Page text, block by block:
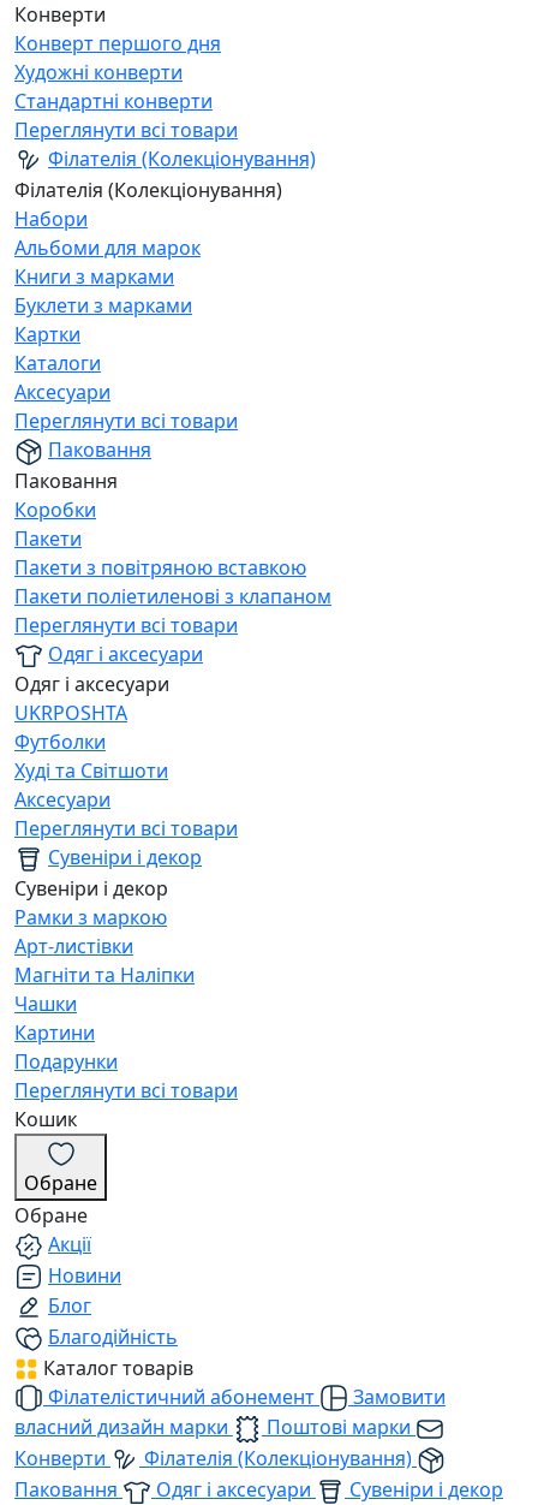
Конверти
Конверт першого дня
Художні конверти
Стандартні конверти
Переглянути всі товари
Філателія (Колекціонування)
Філателія (Колекціонування)
Набори
Альбоми для марок
Книги з марками
Буклети з марками
Картки
Каталоги
Аксесуари
Переглянути всі товари
Паковання
Паковання
Коробки
Пакети
Пакети з повітряною вставкою
Пакети поліетиленові з клапаном
Переглянути всі товари
Одяг і аксесуари
Одяг і аксесуари
UKRPOSHTA
Футболки
Худі та Світшоти
Аксесуари
Переглянути всі товари
Сувеніри і декор
Сувеніри і декор
Рамки з маркою
Арт-листівки
Магніти та Наліпки
Чашки
Картини
Подарунки
Переглянути всі товари
Кошик
Обране
Обране
Акції
Новини
Блог
Благодійність
Каталог товарів
Філателістичний абонемент
Замовити
власний дизайн марки
Поштові марки
Конверти
Філателія (Колекціонування)
Паковання
Одяг і аксесуари
Сувеніри і декор